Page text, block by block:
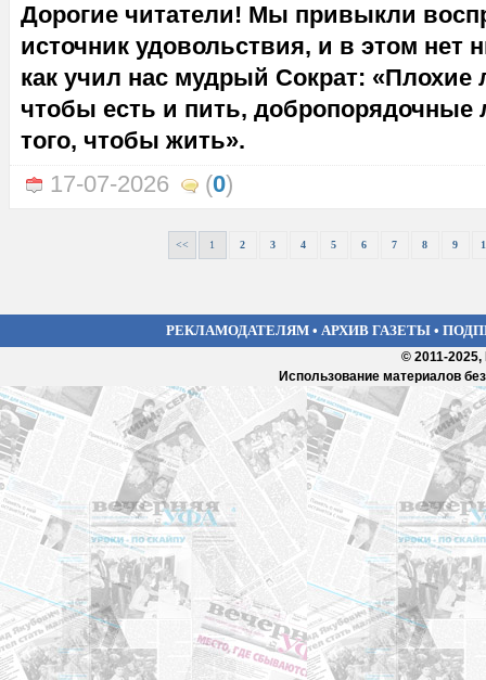
Дорогие читатели! Мы привыкли
источник удовольствия, и в этом нет
как учил нас мудрый Сократ: «Плохие
чтобы есть и пить,
того, чтобы жить».
17-07-2026
(0)
<< 1 2 3 4 5 6 7 8 9
РЕКЛАМОДАТЕЛЯМ• АРХИВ ГАЗЕТЫ•
© 2011-
Использование материалов